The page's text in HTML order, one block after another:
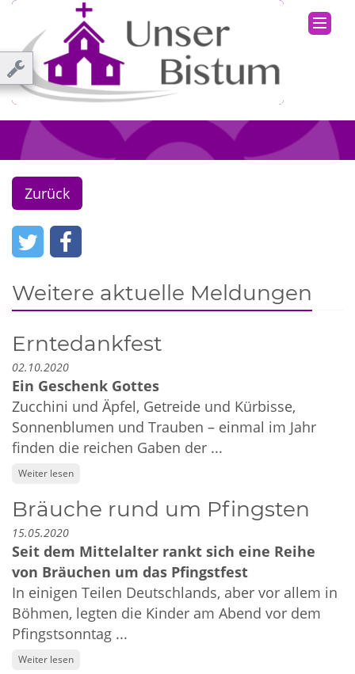
Zurück
Weitere aktuelle Meldungen
Erntedankfest
02.10.2020
Ein Geschenk Gottes
Zucchini und Äpfel, Getreide und Kürbisse,
Sonnenblumen und Trauben – einmal im Jahr
finden die reichen Gaben der ...
Weiter lesen
Bräuche rund um Pfingsten
15.05.2020
Seit dem Mittelalter rankt sich eine Reihe
von Bräuchen um das Pfingstfest
In einigen Teilen Deutschlands, aber vor allem in
Böhmen, legten die Kinder am Abend vor dem
Pfingstsonntag ...
Weiter lesen